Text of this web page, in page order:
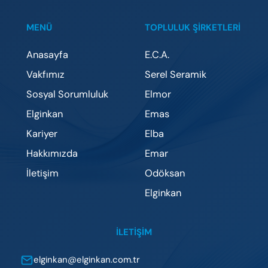
MENÜ
Anasayfa
Vakfımız
Sosyal Sorumluluk
Elginkan
Kariyer
Hakkımızda
İletişim
TOPLULUK ŞİRKETLERİ
E.C.A.
Serel Seramik
Elmor
Emas
Elba
Emar
Odöksan
Elginkan
İLETIŞIM
elginkan@elginkan.com.tr